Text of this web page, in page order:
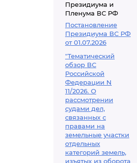
Президиума и
Пленума ВС РФ
Постановление
Президиума ВС РФ
от 01.07.2026
"Тематический
обзор ВС
Российской
Федерации N
11/2026. О
рассмотрении
судами дел,
связанных с
правами на
земельные участки
отдельных
категорий земель,
изъятых из оборота